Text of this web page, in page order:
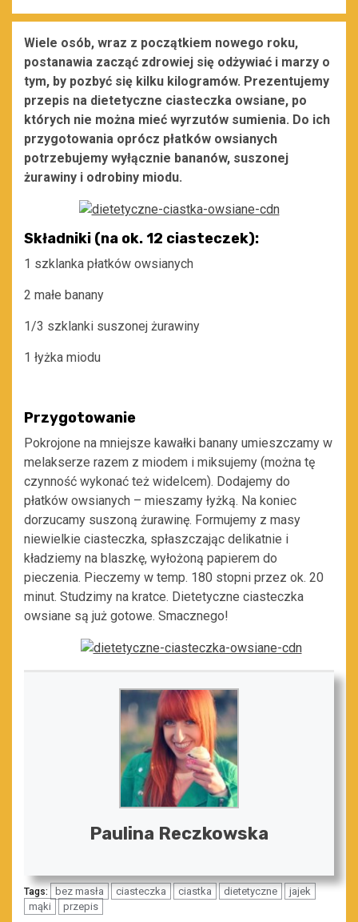
Wiele osób, wraz z początkiem nowego roku,
postanawia zacząć zdrowiej się odżywiać i marzy o
tym, by pozbyć się kilku kilogramów. Prezentujemy
przepis na dietetyczne ciasteczka owsiane, po
których nie można mieć wyrzutów sumienia. Do ich
przygotowania oprócz płatków owsianych
potrzebujemy wyłącznie bananów, suszonej
żurawiny i odrobiny miodu.
Składniki (na ok. 12 ciasteczek):
1 szklanka płatków owsianych
2 małe banany
1/3 szklanki suszonej żurawiny
1 łyżka miodu
Przygotowanie
Pokrojone na mniejsze kawałki banany umieszczamy w
melakserze razem z miodem i miksujemy (można tę
czynność wykonać też widelcem). Dodajemy do
płatków owsianych – mieszamy łyżką. Na koniec
dorzucamy suszoną żurawinę. Formujemy z masy
niewielkie ciasteczka, spłaszczając delikatnie i
kładziemy na blaszkę, wyłożoną papierem do
pieczenia. Pieczemy w temp. 180 stopni przez ok. 20
minut. Studzimy na kratce. Dietetyczne ciasteczka
owsiane są już gotowe. Smacznego!
Paulina Reczkowska
Tags: bez masła ciasteczka ciastka dietetyczne
jajek
mąki
przepis